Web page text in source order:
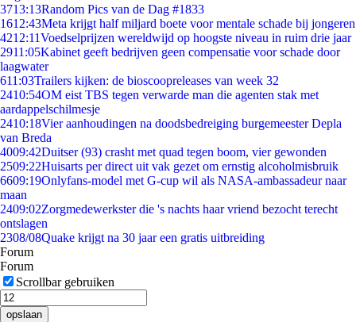
3713:13Random Pics van de Dag #1833
1612:43Meta krijgt half miljard boete voor mentale schade bij jongeren
4212:11Voedselprijzen wereldwijd op hoogste niveau in ruim drie jaar
2911:05Kabinet geeft bedrijven geen compensatie voor schade door
laagwater
611:03Trailers kijken: de bioscoopreleases van week 32
2410:54OM eist TBS tegen verwarde man die agenten stak met
aardappelschilmesje
2410:18Vier aanhoudingen na doodsbedreiging burgemeester Depla
van Breda
4009:42Duitser (93) crasht met quad tegen boom, vier gewonden
2509:22Huisarts per direct uit vak gezet om ernstig alcoholmisbruik
6609:19Onlyfans-model met G-cup wil als NASA-ambassadeur naar
maan
2409:02Zorgmedewerkster die 's nachts haar vriend bezocht terecht
ontslagen
2308/08Quake krijgt na 30 jaar een gratis uitbreiding
Forum
Forum
Scrollbar gebruiken
opslaan